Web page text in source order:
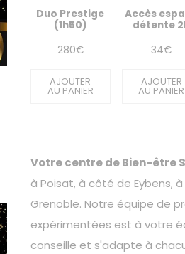
Duo Prestige
(1h50)
280€
AJOUTER
AU PANIER
Accès
détente
34€
AJOUTER
AU PANIER
Votre centre de Bien-être
à Poisat, à côté de Eybens,
Grenoble. Notre équipe de
expérimentées est à votre
conseille et s'adapte à